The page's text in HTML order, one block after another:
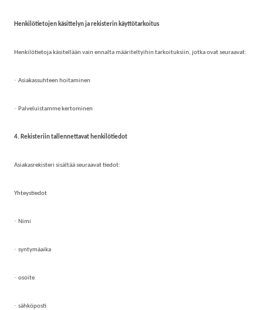
Henkilötietojen käsittelyn ja rekisterin käyttötarkoitus
Henkilötietoja käsitellään vain ennalta määriteltyihin tarkoituksiin, jotka ovat seuraavat:
· Asiakassuhteen hoitaminen
· Palveluistamme kertominen
4. Rekisteriin tallennettavat henkilötiedot
Asiakasrekisteri sisältää seuraavat tiedot:
Yhteystiedot
· Nimi
· syntymäaika
· osoite
· sähköposti